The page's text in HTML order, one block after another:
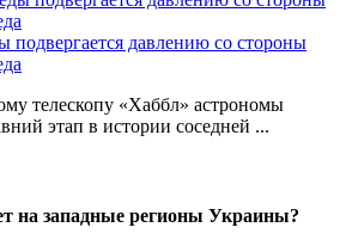
подвергается давлению со стороны
телескопу «Хаббл» астрономы
этап в истории соседней ...
на западные регионы Украины?